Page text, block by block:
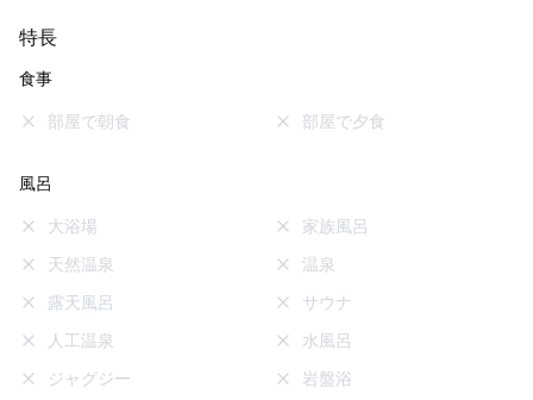
特長
食事
部屋で朝食 部屋で夕食
風呂
大浴場
家族風呂
天然温泉
温泉
露天風呂
サウナ
人工温泉
水風呂
ジャグジー
岩盤浴